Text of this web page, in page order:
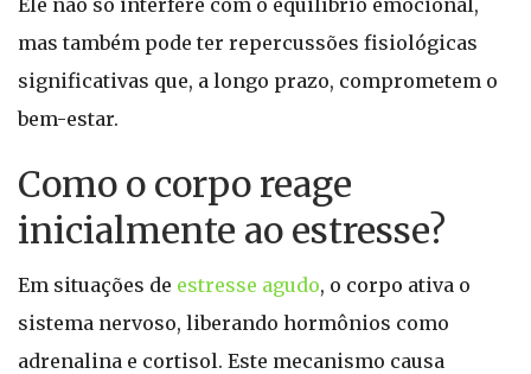
Ele não só interfere com o equilíbrio emocional,
mas também pode ter repercussões fisiológicas
significativas que, a longo prazo, comprometem o
bem-estar.
Como o corpo reage
inicialmente ao estresse?
Em situações de estresse agudo, o corpo ativa o
sistema nervoso, liberando hormônios como
adrenalina e cortisol. Este mecanismo causa